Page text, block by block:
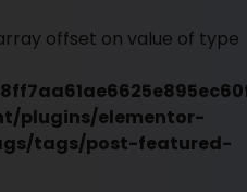
offset on value of type
plugins/elementor-
tags/post-featured-